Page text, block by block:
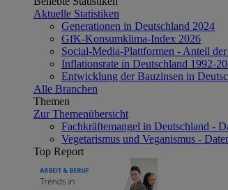
Aktuelle Statistiken
Generationen in Deutschland 2024
GfK-Konsumklima-Index 2026
Social-Media-Plattformen - Anteil
Inflationsrate in Deutschland 1992-
Entwicklung der Bauzinsen in
Alle Branchen
Themen
Zur Themenübersicht
Fachkräftemangel in Deutschland -
Vegetarismus und Veganismus -
Top Report